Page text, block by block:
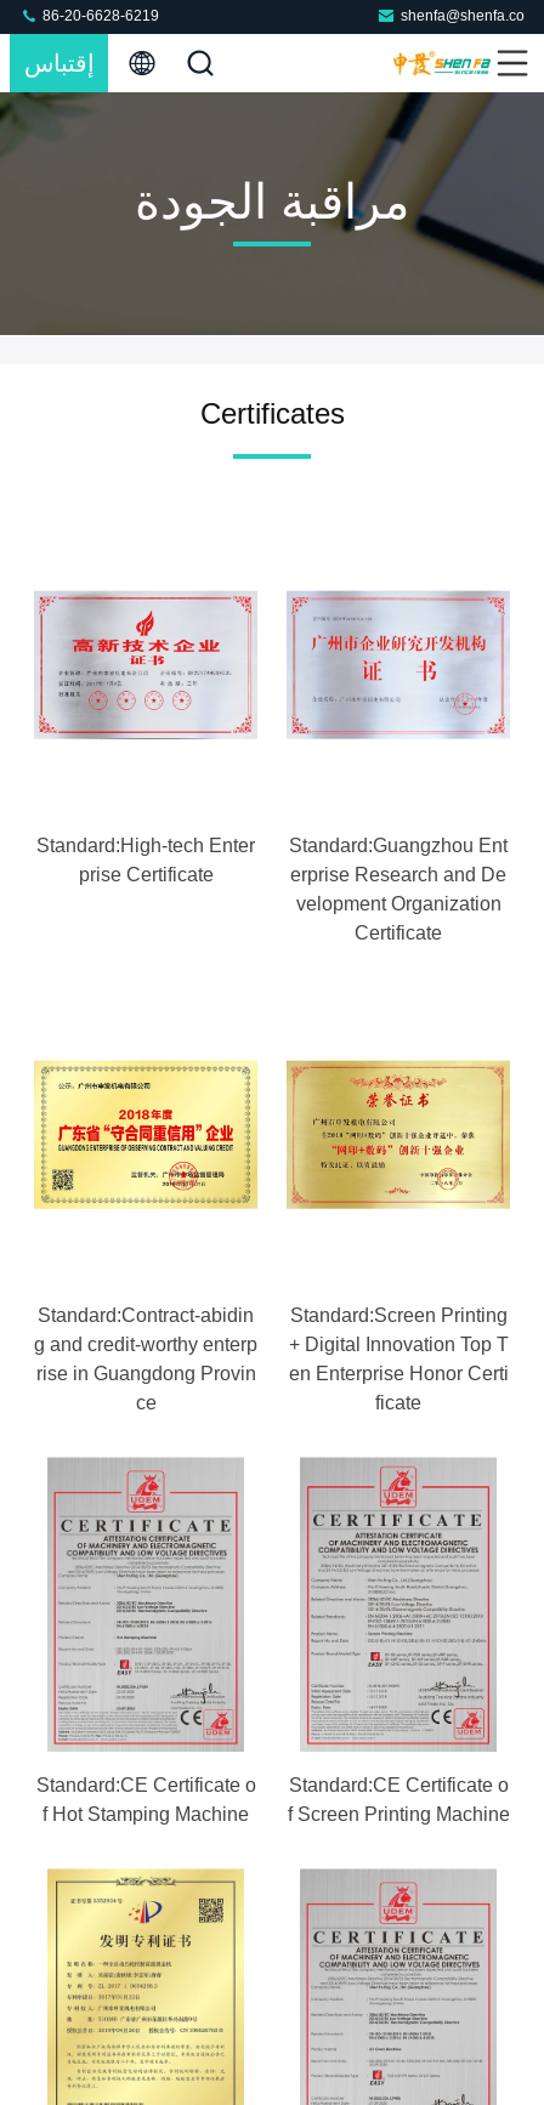
shenfa@shenfa.co
86-20-6628-6219
إقتباس
مراقبة الجودة
Certificates
Standard:Guangzhou Ent
erprise Research and De
velopment Organization
Certificate
Standard:High-tech Enter
prise Certificate
Standard:Screen Printing
+ Digital Innovation Top T
en Enterprise Honor Certi
ficate
Standard:Contract-abidin
g and credit-worthy enterp
rise in Guangdong Provin
ce
Standard:CE Certificate o
f Screen Printing Machine
Standard:CE Certificate o
f Hot Stamping Machine